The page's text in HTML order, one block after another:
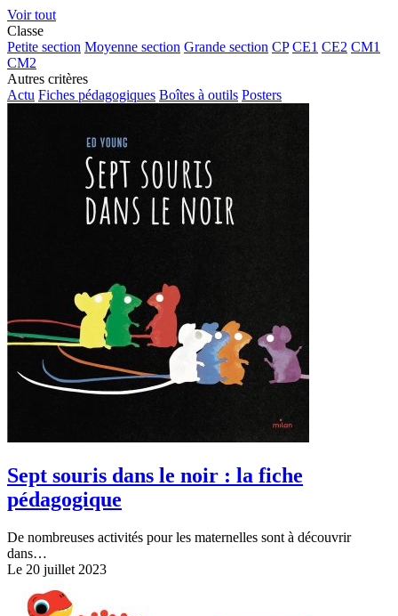
Voir tout
Classe
Petite section Moyenne section Grande section CP CE1 CE2 CM1
CM2
Autres critères
Actu Fiches pédagogiques Boîtes à outils Posters
Sept souris dans le noir : la fiche
pédagogique
De nombreuses activités pour les maternelles sont à découvrir
dans…
Le 20 juillet 2023